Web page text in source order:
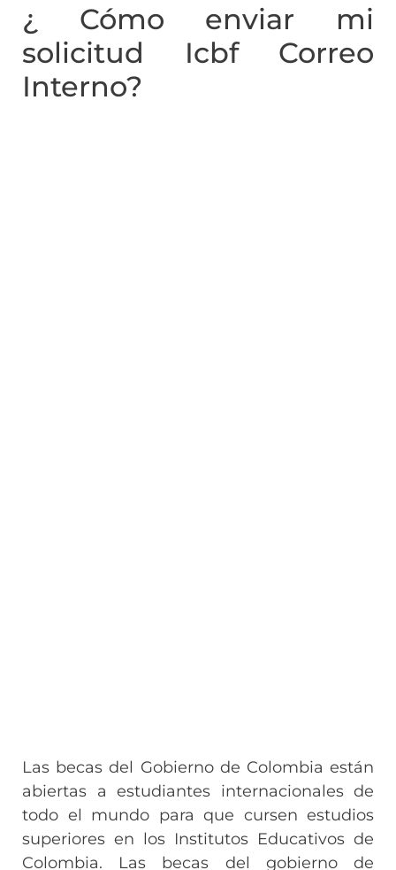
¿ Cómo enviar mi
solicitud Icbf Correo
Interno?
Las becas del Gobierno de Colombia están
abiertas a estudiantes internacionales de
todo el mundo para que cursen estudios
superiores en los Institutos Educativos de
Colombia. Las becas del gobierno de